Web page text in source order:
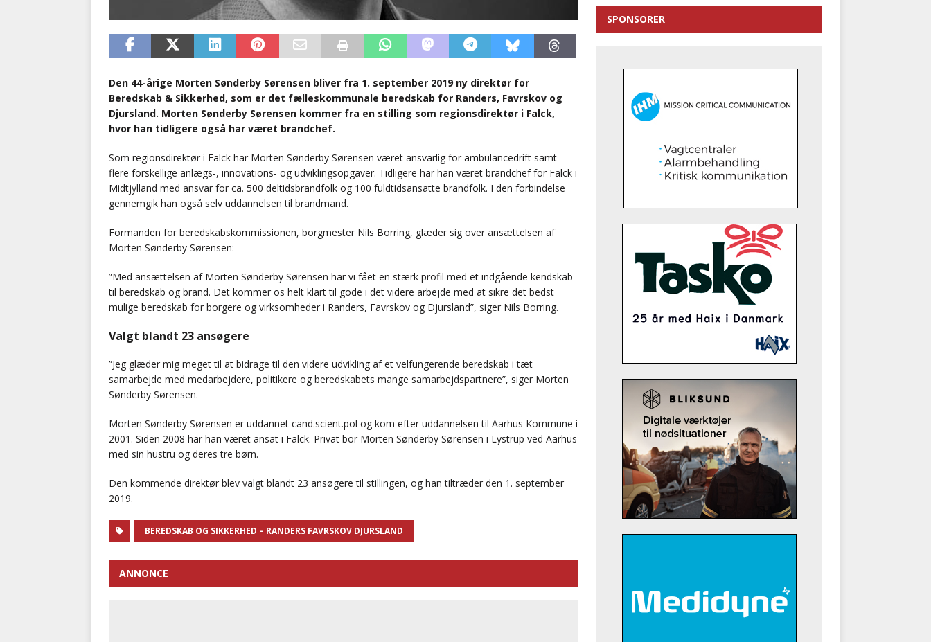
Den 44-årige Morten Sønderby Sørensen bliver fra 1. september 2019 ny direktør for
Beredskab & Sikkerhed, som er det fælleskommunale beredskab for Randers, Favrskov og
Djursland. Morten Sønderby Sørensen kommer fra en stilling som regionsdirektør i Falck,
hvor han tidligere også har været brandchef.
Som regionsdirektør i Falck har Morten Sønderby Sørensen været ansvarlig for ambulancedrift samt
flere forskellige anlægs-, innovations- og udviklingsopgaver. Tidligere har han været brandchef for Falck i
Midtjylland med ansvar for ca. 500 deltidsbrandfolk og 100 fuldtidsansatte brandfolk. I den forbindelse
gennemgik han også selv uddannelsen til brandmand.
Formanden for beredskabskommissionen, borgmester Nils Borring, glæder sig over ansættelsen af
Morten Sønderby Sørensen:
”Med ansættelsen af Morten Sønderby Sørensen har vi fået en stærk profil med et indgående kendskab
til beredskab og brand. Det kommer os helt klart til gode i det videre arbejde med at sikre det bedst
mulige beredskab for borgere og virksomheder i Randers, Favrskov og Djursland”, siger Nils Borring.
Valgt blandt 23 ansøgere
”Jeg glæder mig meget til at bidrage til den videre udvikling af et velfungerende beredskab i tæt
samarbejde med medarbejdere, politikere og beredskabets mange samarbejdspartnere”, siger Morten
Sønderby Sørensen.
Morten Sønderby Sørensen er uddannet cand.scient.pol og kom efter uddannelsen til Aarhus Kommune i
2001. Siden 2008 har han været ansat i Falck. Privat bor Morten Sønderby Sørensen i Lystrup ved Aarhus
med sin hustru og deres tre børn.
Den kommende direktør blev valgt blandt 23 ansøgere til stillingen, og han tiltræder den 1. september
2019.
BEREDSKAB OG SIKKERHED – RANDERS FAVRSKOV DJURSLAND
ANNONCE
SPONSORER